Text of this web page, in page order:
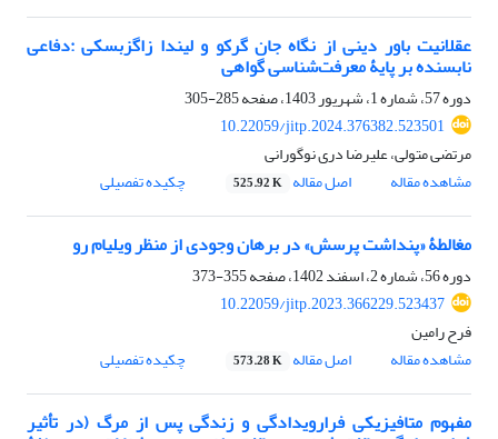
عقلانیت باور دینی از نگاه جان گرکو و لیندا زاگزبسکی :دفاعی
نابسنده بر پایۀ معرفت‌شناسی گواهی
دوره 57، شماره 1، شهریور 1403، صفحه
285-305
10.22059/jitp.2024.376382.523501
مرتضی متولی، علیرضا دری نوگورانی
مشاهده مقاله
اصل مقاله 525.92 K چکیده تفصیلی
مغالطۀ «پنداشت پرسش» در برهان وجودی از منظر ویلیام رو
دوره 56، شماره 2، اسفند 1402، صفحه
355-373
10.22059/jitp.2023.366229.523437
فرح رامین
مشاهده مقاله
اصل مقاله 573.28 K چکیده تفصیلی
مفهوم متافیزیکی فرارویدادگی و زندگی پس از مرگ (در تأثیر